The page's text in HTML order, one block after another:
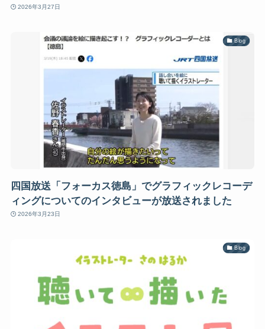
2026年3月27日
Blog
四国放送「フォーカス徳島」でグラフィックレコーデ
ィングについてのインタビューが放送されました
2026年3月23日
Blog